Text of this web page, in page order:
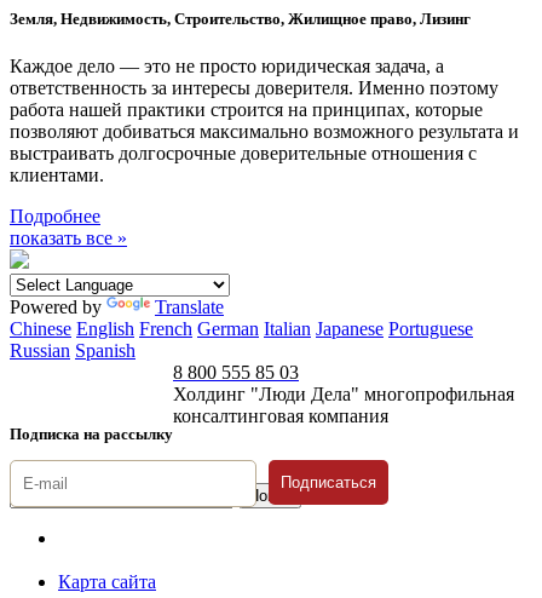
Земля, Недвижимость, Строительство, Жилищное право, Лизинг
Каждое дело — это не просто юридическая задача, а
ответственность за интересы доверителя. Именно поэтому
работа нашей практики строится на принципах, которые
позволяют добиваться максимально возможного результата и
выстраивать долгосрочные доверительные отношения с
клиентами.
Подробнее
показать все »
Powered by
Translate
Chinese English French German Italian Japanese Portuguese
Russian Spanish
Подписка на рассылку
8 800 555 85 03
Холдинг "Люди Дела" многопрофильная
консалтинговая компания
Подписаться
Карта сайта